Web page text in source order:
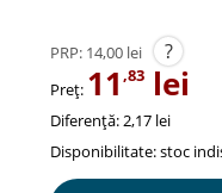
PRP: 14,00 lei ?
Preț: 11 ,83 lei
Diferență: 2,17 lei
Disponibilitate:stoc